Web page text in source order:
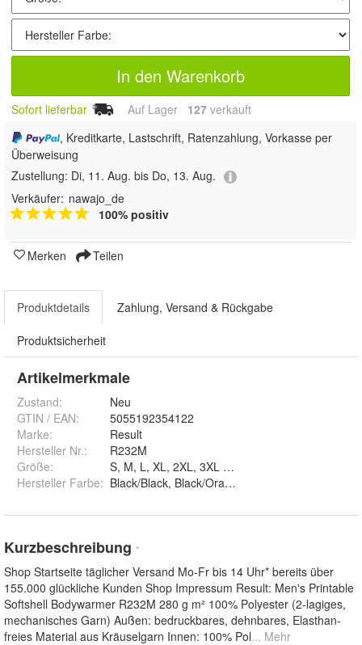
In den Warenkorb
Sofort lieferbar Auf Lager 127 verkauft
, Kreditkarte, Lastschrift, Ratenzahlung, Vorkasse per
Überweisung
Zustellung: Di, 11. Aug. bis Do, 13. Aug.
Verkäufer: nawajo_de
100% positiv
Merken Teilen
Produktdetails Zahlung, Versand & Rückgabe
Produktsicherheit
Artikelmerkmale
Zustand:
Neu
GTIN / EAN:
5055192354122
Marke:
Result
Hersteller Nr.:
R232M
Größe:
Hersteller Farbe: Black/Black, Black/Orange, Charcoal/Black,
Kurzbeschreibung *
Shop Startseite täglicher Versand Mo-Fr bis 14 Uhr* bereits über
155.000 glückliche Kunden Shop Impressum Result: Men's Printable
Softshell Bodywarmer R232M 280 g m² 100% Polyester (2-lagiges,
mechanisches Garn) Außen: bedruckbares, dehnbares, Elasthan-
freies Material aus Kräuselgarn Innen: 100% Pol... Mehr